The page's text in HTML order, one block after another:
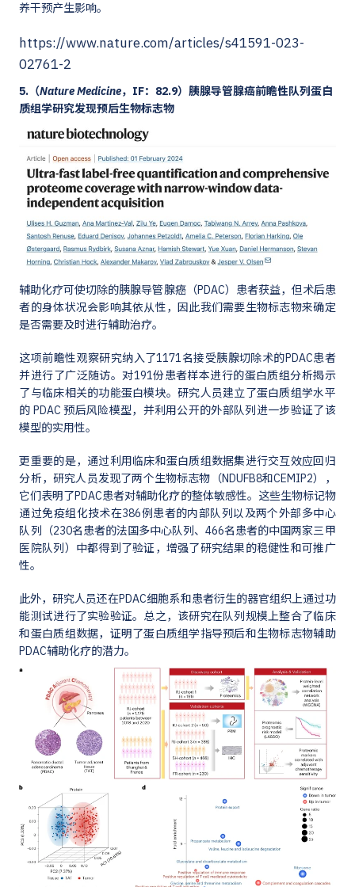
养干预产生影响。
https://www.nature.com/articles/s41591-023-
02761-2
5.（Nature Medicine，IF：82.9）胰腺导管腺癌前瞻性队列蛋白
质组学研究发现预后生物标志物
辅助化疗可使切除的胰腺导管腺癌（PDAC）患者获益，但术后患
者的身体状况会影响其依从性，因此我们需要生物标志物来确定
是否需要及时进行辅助治疗。
这项前瞻性观察研究纳入了1171名接受胰腺切除术的PDAC患者
并进行了广泛随访。对191份患者样本进行的蛋白质组分析揭示
了与临床相关的功能蛋白模块。研究人员建立了蛋白质组学水平
的 PDAC 预后风险模型，并利用公开的外部队列进一步验证了该
模型的实用性。
更重要的是，通过利用临床和蛋白质组数据集进行交互效应回归
分析，研究人员发现了两个生物标志物（NDUFB8和CEMIP2），
它们表明了PDAC患者对辅助化疗的整体敏感性。这些生物标记物
通过免疫组化技术在386例患者的内部队列以及两个外部多中心
队列（230名患者的法国多中心队列、466名患者的中国两家三甲
医院队列）中都得到了验证，增强了研究结果的稳健性和可推广
性。
此外，研究人员还在PDAC细胞系和患者衍生的器官组织上通过功
能测试进行了实验验证。总之，该研究在队列规模上整合了临床
和蛋白质组数据，证明了蛋白质组学指导预后和生物标志物辅助
PDAC辅助化疗的潜力。